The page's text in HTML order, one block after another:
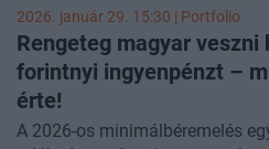
2026. január 29. 15:30 | Portfolio
Rengeteg magyar veszni
forintnyi ingyenpénzt –
érte!
A 2026-os minimálbéremelés